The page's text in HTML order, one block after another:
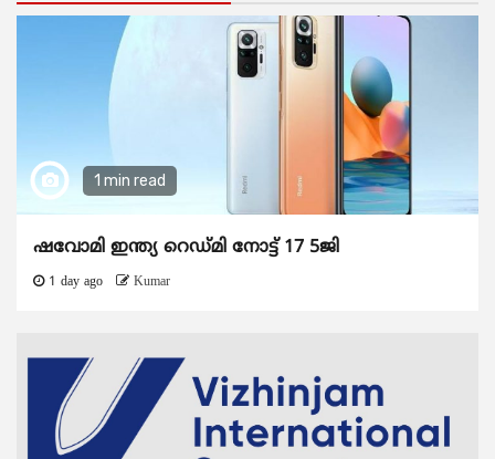
1 min read
ഷവോമി ഇന്ത്യ റെഡ്മി നോട്ട് 17 5ജി
1 day ago Kumar